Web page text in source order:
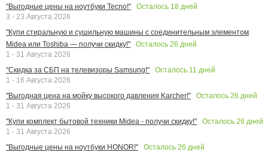
"Выгодные цены на ноутбуки Tecno!"
Осталось 18 дней
3 - 23 Августа 2026
"Купи стиральную и сушильную машины с соединительным элементом
Midea или Toshiba — получи скидку!"
Осталось 26 дней
1 - 31 Августа 2026
"Скидка за СБП на телевизоры Samsung!"
Осталось 11 дней
1 - 16 Августа 2026
"Выгодная цена на мойку высокого давления Karcher!"
Осталось 26 дней
1 - 31 Августа 2026
"Купи комплект бытовой техники Midea - получи скидку!"
Осталось 26 дней
1 - 31 Августа 2026
"Выгодные цены на ноутбуки HONOR!"
Осталось 26 дней